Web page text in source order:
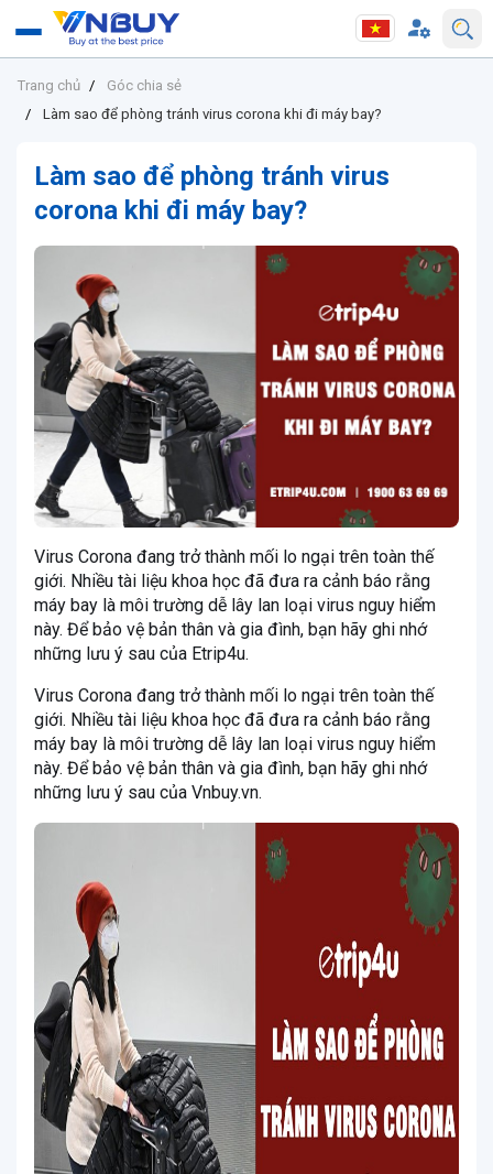
Trang chủ
Góc chia sẻ
Làm sao để phòng tránh virus corona khi đi máy bay?
Làm sao để phòng tránh virus
corona khi đi máy bay?
Virus Corona đang trở thành mối lo ngại trên toàn thế
giới. Nhiều tài liệu khoa học đã đưa ra cảnh báo rằng
máy bay là môi trường dễ lây lan loại virus nguy hiểm
này. Để bảo vệ bản thân và gia đình, bạn hãy ghi nhớ
những lưu ý sau của Etrip4u.
Virus Corona đang trở thành mối lo ngại trên toàn thế
giới. Nhiều tài liệu khoa học đã đưa ra cảnh báo rằng
máy bay là môi trường dễ lây lan loại virus nguy hiểm
này. Để bảo vệ bản thân và gia đình, bạn hãy ghi nhớ
những lưu ý sau của Vnbuy.vn.